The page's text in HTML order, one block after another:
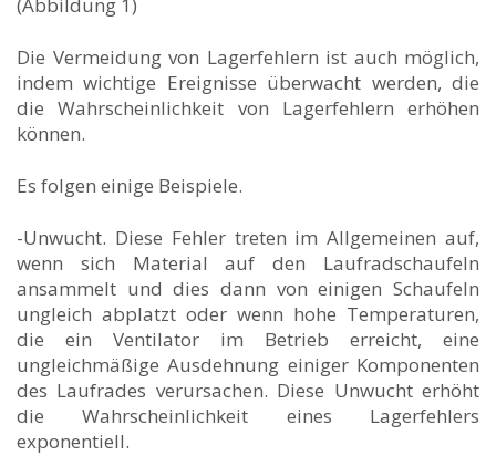
Die Vermeidung von Lagerfehlern ist auch möglich,
indem wichtige Ereignisse überwacht werden, die
die Wahrscheinlichkeit von Lagerfehlern erhöhen
können.
Es folgen einige Beispiele.
-Unwucht. Diese Fehler treten im Allgemeinen auf,
wenn sich Material auf den Laufradschaufeln
ansammelt und dies dann von einigen Schaufeln
ungleich abplatzt oder wenn hohe Temperaturen,
die ein Ventilator im Betrieb erreicht, eine
ungleichmäßige Ausdehnung einiger Komponenten
des Laufrades verursachen. Diese Unwucht erhöht
die Wahrscheinlichkeit eines Lagerfehlers
exponentiell.